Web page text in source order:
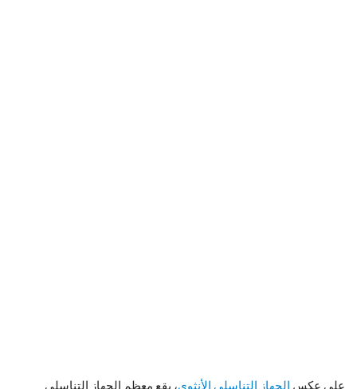
على عكس الجهاز التناسلي الأنثوي، يقع معظم الجهاز التناسلي